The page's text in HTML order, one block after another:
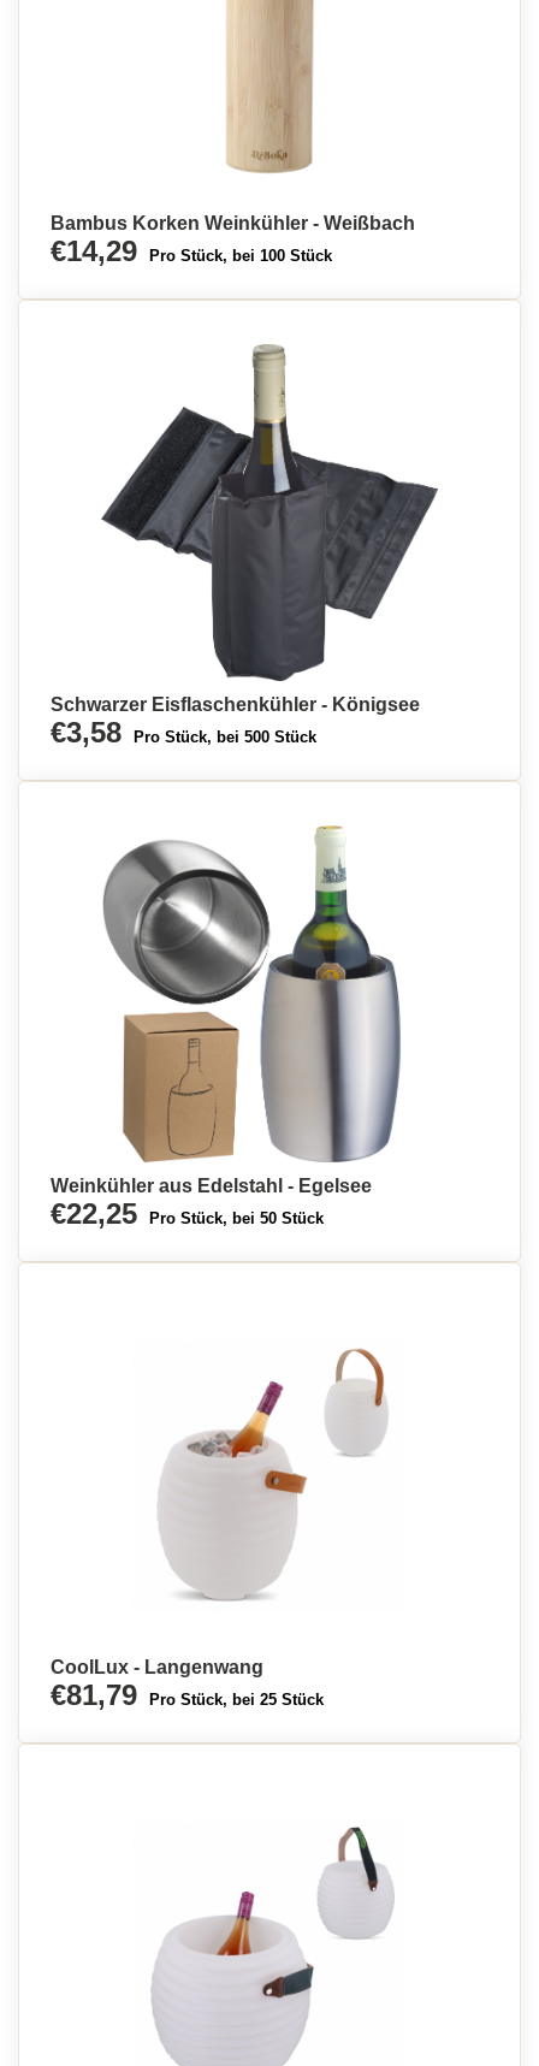
Bambus Korken Weinkühler - Weißbach
€14,29 Pro Stück, bei 100 Stück
Schwarzer Eisflaschenkühler - Königsee
€3,58 Pro Stück, bei 500 Stück
Weinkühler aus Edelstahl - Egelsee
€22,25 Pro Stück, bei 50 Stück
CoolLux - Langenwang
€81,79 Pro Stück, bei 25 Stück